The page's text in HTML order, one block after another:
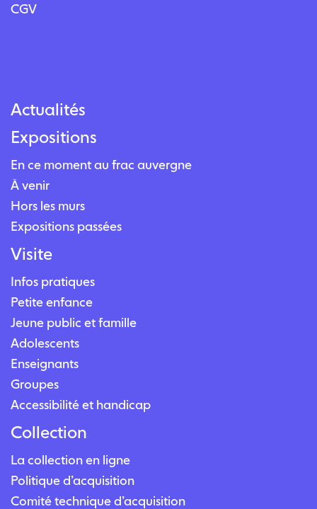
CGV
Actualités
Expositions
En ce moment au frac auvergne
À venir
Hors les murs
Expositions passées
Visite
Infos pratiques
Petite enfance
Jeune public et famille
Adolescents
Enseignants
Groupes
Accessibilité et handicap
Collection
La collection en ligne
Politique d’acquisition
Comité technique d’acquisition